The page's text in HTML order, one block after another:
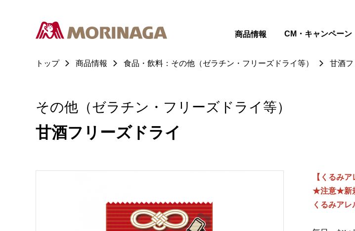
商品情報 CM・キャンペーン
トップ 商品情報 食品・飲料：その他（ゼラチン・フリーズドライ等） 甘酒フ
その他（ゼラチン・フリーズドライ等）
甘酒フリーズドライ
【くるみ
★注意★新
くるみア